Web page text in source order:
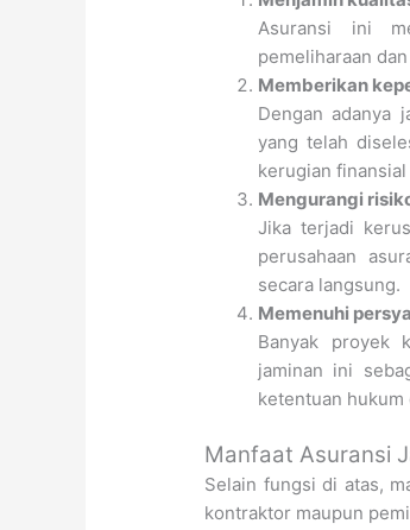
Asuransi ini
pemeliharaan
Memberikan
Dengan adanya
yang telah
kerugian finansial
Mengurangi
Jika terjadi
perusahaan
secara langsung.
Memenuhi
Banyak proyek
jaminan ini
ketentuan hukum
Manfaat Asuransi
Selain fungsi di atas,
kontraktor maupun